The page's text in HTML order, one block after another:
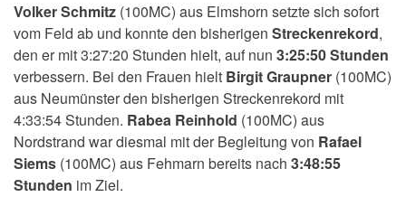
Volker Schmitz (100MC) aus Elmshorn setzte sich sofort
vom Feld ab und konnte den bisherigen Streckenrekord,
den er mit 3:27:20 Stunden hielt, auf nun 3:25:50 Stunden
verbessern. Bei den Frauen hielt Birgit Graupner (100MC)
aus Neumünster den bisherigen Streckenrekord mit
4:33:54 Stunden. Rabea Reinhold (100MC) aus
Nordstrand war diesmal mit der Begleitung von Rafael
Siems (100MC) aus Fehmarn bereits nach 3:48:55
Stunden im Ziel.